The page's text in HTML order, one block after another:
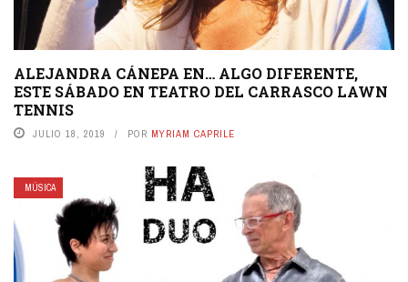
ALEJANDRA CÁNEPA EN… ALGO DIFERENTE,
ESTE SÁBADO EN TEATRO DEL CARRASCO LAWN
TENNIS
JULIO 18, 2019 POR MYRIAM CAPRILE
MÚSICA